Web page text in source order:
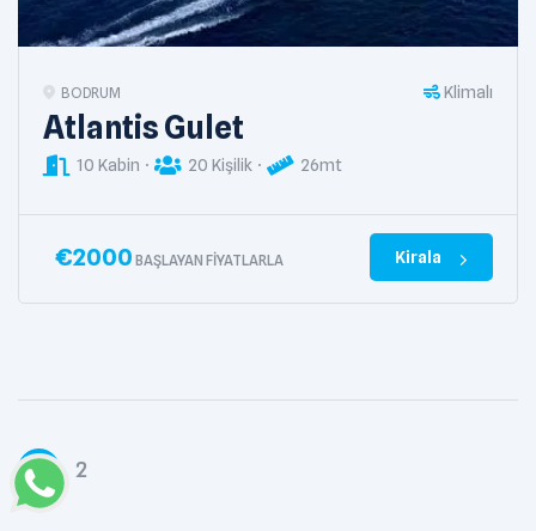
BODRUM Klimalı
Atlantis Gulet
10 Kabin 20 Kişilik 26mt
€2000 BAŞLAYAN FIYATLARLA Kirala
1 2